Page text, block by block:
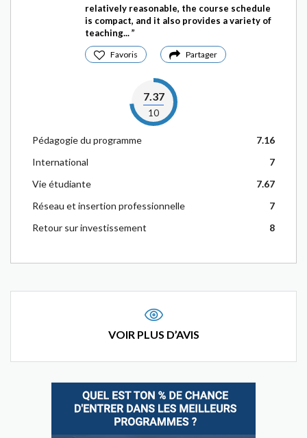
relatively reasonable, the course schedule
is compact, and it also provides a variety of
teaching...
Favoris Partager
7.37
10
Pédagogie du programme
7.16
International
7
Vie étudiante
7.67
Réseau et insertion professionnelle
7
Retour sur investissement
8
VOIR PLUS D’AVIS